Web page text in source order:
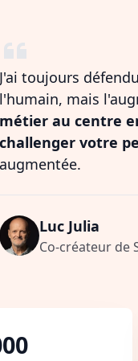
J'ai toujours
l'humain, mais
métier au centre
challenger votre
augmentée.
Luc Julia
Co-créateur de